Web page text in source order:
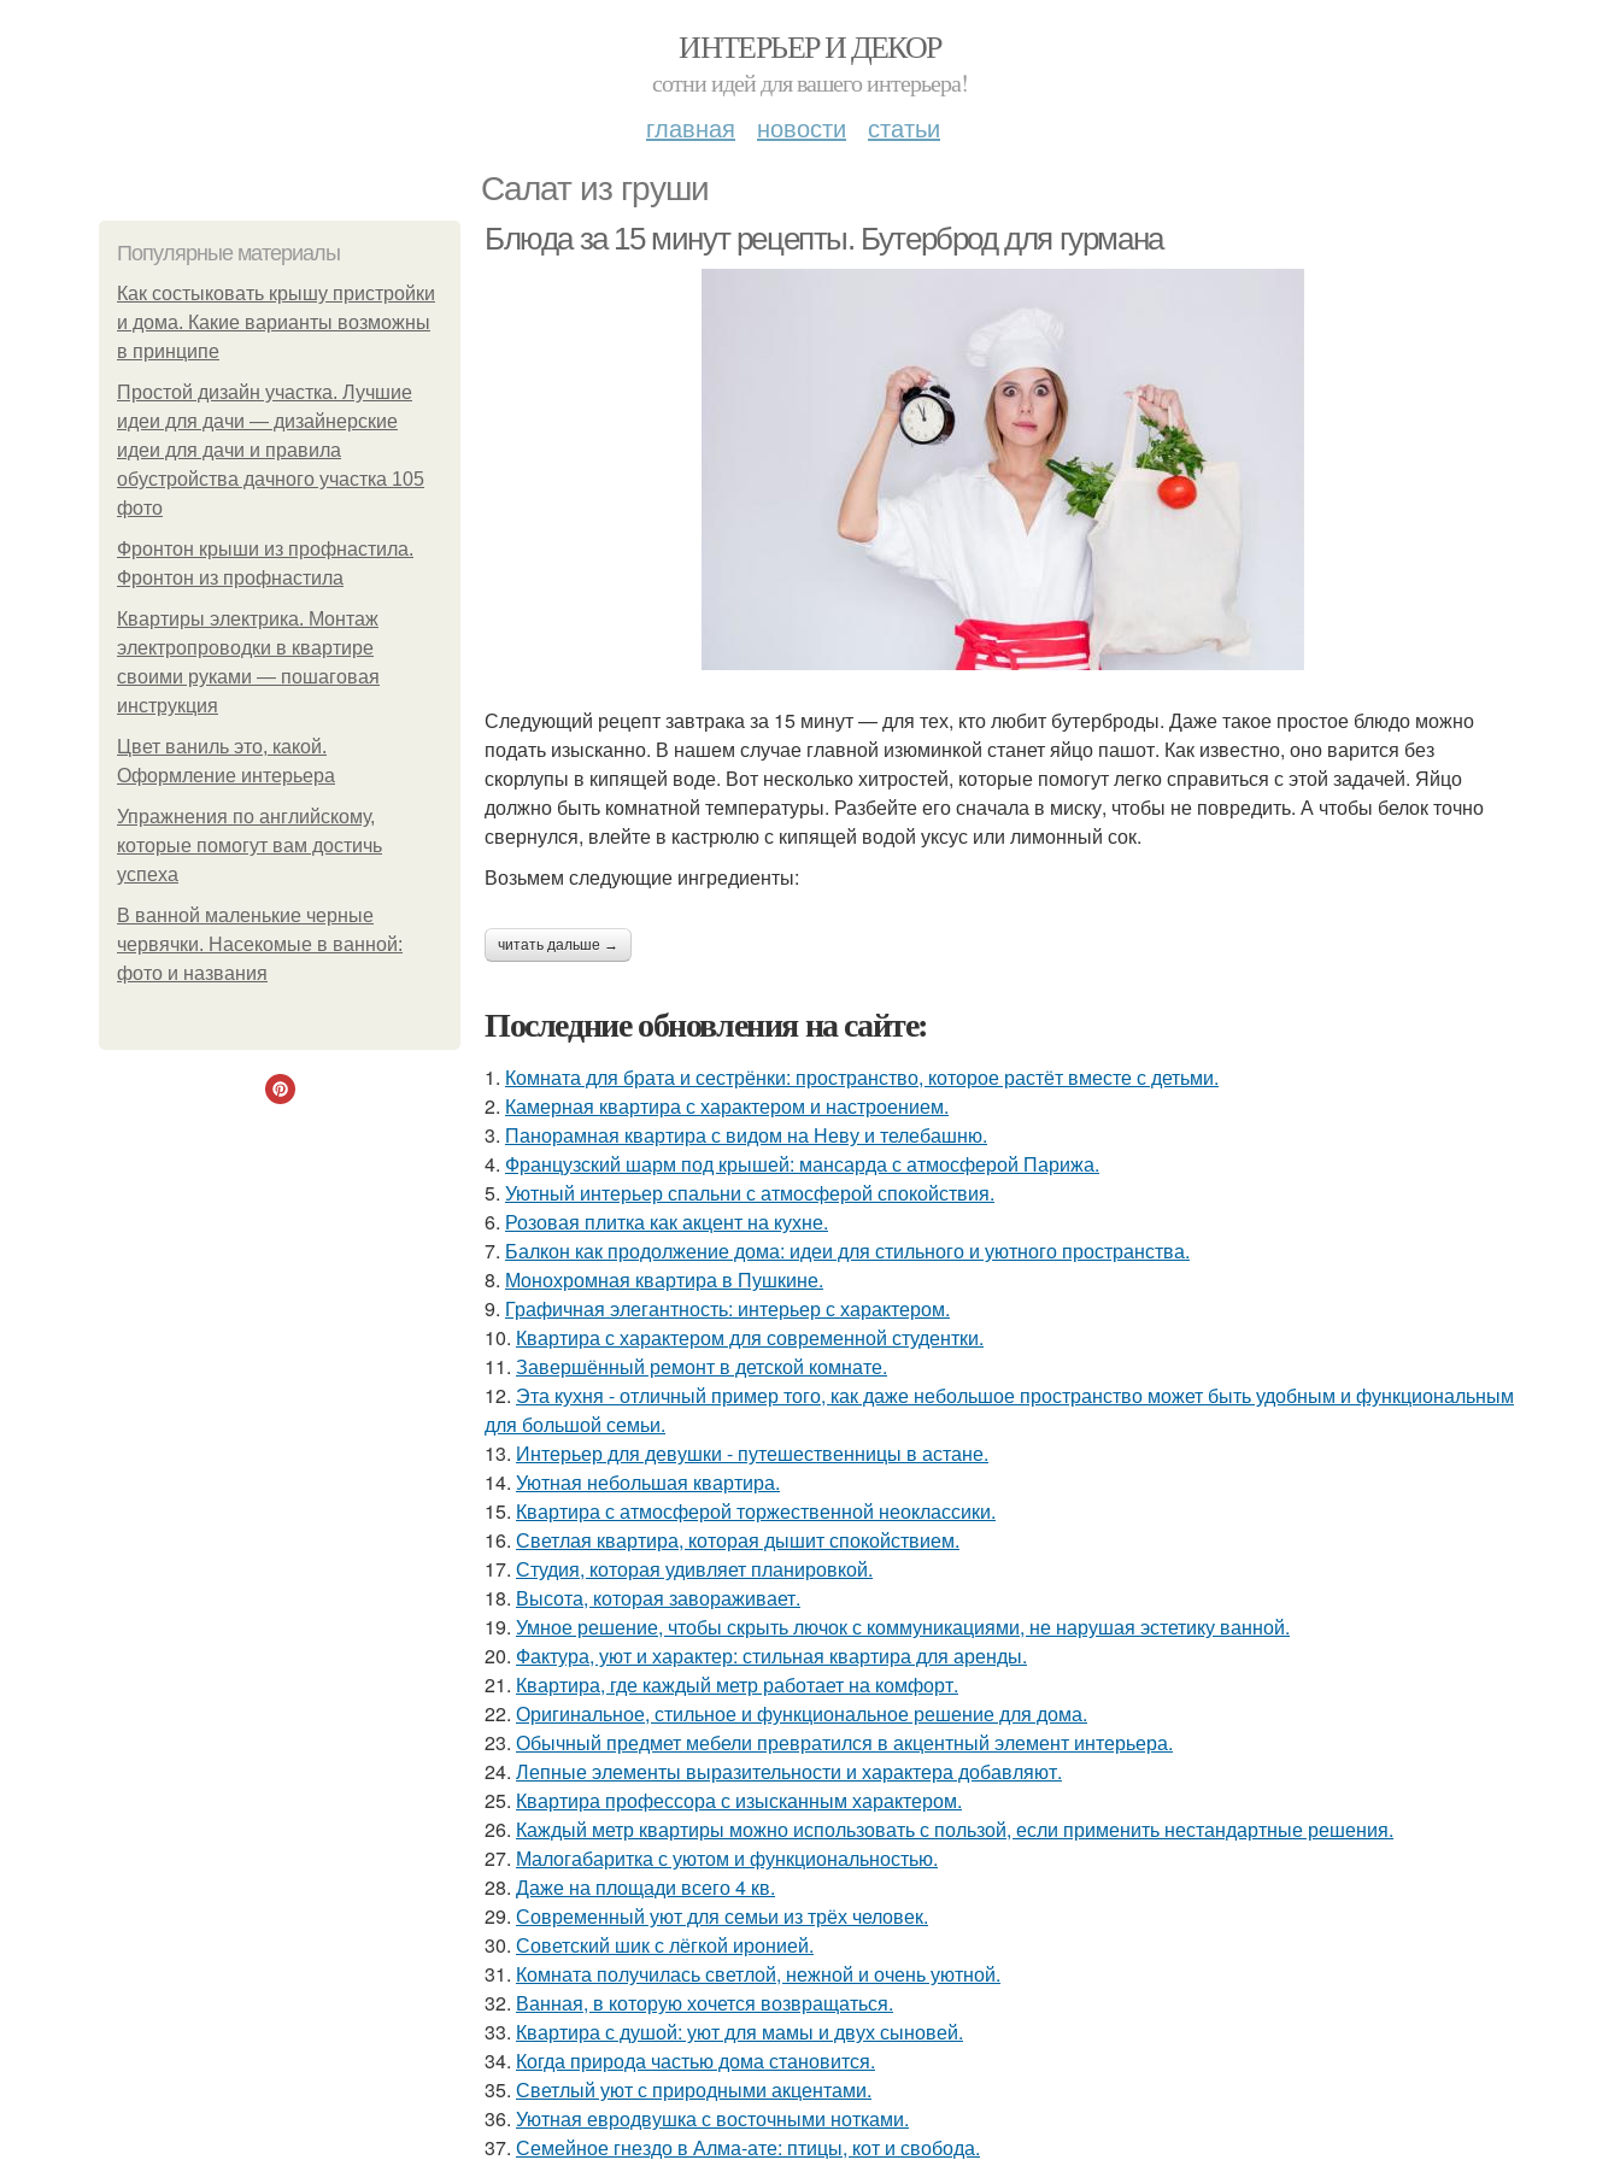
ИНТЕРЬЕР И ДЕКОР
сотни идей для вашего интерьера!
главная новости статьи
Салат из груши
Популярные материалы
Как состыковать крышу пристройки
и дома. Какие варианты возможны
в принципе
Простой дизайн участка. Лучшие
идеи для дачи — дизайнерские
идеи для дачи и правила
обустройства дачного участка 105
фото
Фронтон крыши из профнастила.
Фронтон из профнастила
Квартиры электрика. Монтаж
электропроводки в квартире
своими руками — пошаговая
инструкция
Цвет ваниль это, какой.
Оформление интерьера
Упражнения по английскому,
которые помогут вам достичь
успеха
В ванной маленькие черные
червячки. Насекомые в ванной:
фото и названия
Блюда за 15 минут рецепты. Бутерброд для гурмана
Следующий рецепт завтрака за 15 минут — для тех, кто любит бутерброды. Даже такое простое блюдо можно
подать изысканно. В нашем случае главной изюминкой станет яйцо пашот. Как известно, оно варится без
скорлупы в кипящей воде. Вот несколько хитростей, которые помогут легко справиться с этой задачей. Яйцо
должно быть комнатной температуры. Разбейте его сначала в миску, чтобы не повредить. А чтобы белок точно
свернулся, влейте в кастрюлю с кипящей водой уксус или лимонный сок.
Возьмем следующие ингредиенты:
читать дальше →
Последние обновления на сайте:
1. Комната для брата и сестрёнки: пространство, которое растёт вместе с детьми.
2. Камерная квартира с характером и настроением.
3. Панорамная квартира с видом на Неву и телебашню.
4. Французский шарм под крышей: мансарда с атмосферой Парижа.
5. Уютный интерьер спальни с атмосферой спокойствия.
6. Розовая плитка как акцент на кухне.
7. Балкон как продолжение дома: идеи для стильного и уютного пространства.
8. Монохромная квартира в Пушкине.
9. Графичная элегантность: интерьер с характером.
10. Квартира с характером для современной студентки.
11. Завершённый ремонт в детской комнате.
12. Эта кухня - отличный пример того, как даже небольшое пространство может быть удобным и функциональным
для большой семьи.
13. Интерьер для девушки - путешественницы в астане.
14. Уютная небольшая квартира.
15. Квартира с атмосферой торжественной неоклассики.
16. Светлая квартира, которая дышит спокойствием.
17. Студия, которая удивляет планировкой.
18. Высота, которая завораживает.
19. Умное решение, чтобы скрыть лючок с коммуникациями, не нарушая эстетику ванной.
20. Фактура, уют и характер: стильная квартира для аренды.
21. Квартира, где каждый метр работает на комфорт.
22. Оригинальное, стильное и функциональное решение для дома.
23. Обычный предмет мебели превратился в акцентный элемент интерьера.
24. Лепные элементы выразительности и характера добавляют.
25. Квартира профессора с изысканным характером.
26. Каждый метр квартиры можно использовать с пользой, если применить нестандартные решения.
27. Малогабаритка с уютом и функциональностью.
28. Даже на площади всего 4 кв.
29. Современный уют для семьи из трёх человек.
30. Советский шик с лёгкой иронией.
31. Комната получилась светлой, нежной и очень уютной.
32. Ванная, в которую хочется возвращаться.
33. Квартира с душой: уют для мамы и двух сыновей.
34. Когда природа частью дома становится.
35. Светлый уют с природными акцентами.
36. Уютная евродвушка с восточными нотками.
37. Семейное гнездо в Алма-ате: птицы, кот и свобода.